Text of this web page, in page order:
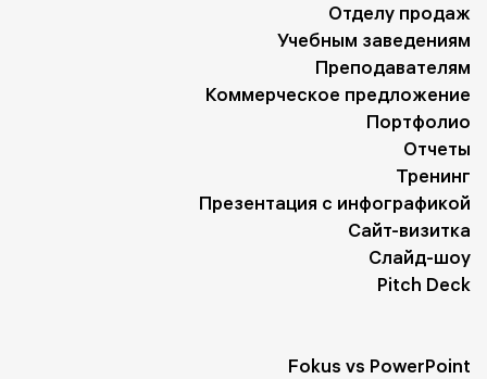
Отделу продаж
Учебным заведениям
Преподавателям
Коммерческое предложение
Портфолио
Отчеты
Тренинг
Презентация с инфографикой
Сайт-визитка
Слайд-шоу
Pitch Deck
Fokus vs PowerPoint